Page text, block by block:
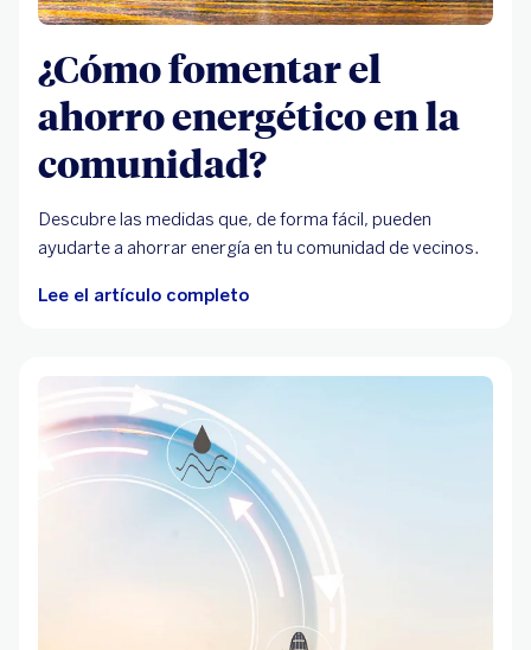
¿Cómo fomentar el
ahorro energético en la
comunidad?
Descubre las medidas que, de forma fácil, pueden
ayudarte a ahorrar energía en tu comunidad de vecinos.
Lee el artículo completo